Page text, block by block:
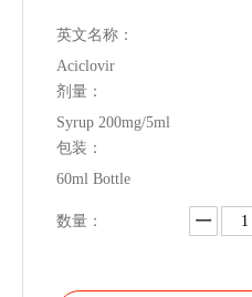
英文名称：
Aciclovir
剂量：
Syrup 200mg/5ml
包装：
60ml Bottle
数量：